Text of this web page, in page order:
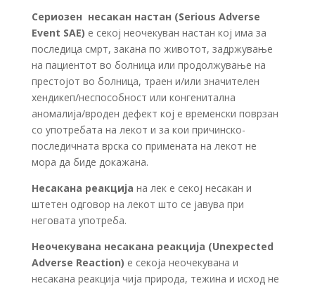
Сериозен несакан настан (Serious Adverse
Event SAE) е секој неочекуван настан кој има за
последица смрт, закана по животот, задржување
на пациентот во болница или продолжување на
престојот во болница, траен и/или значителен
хендикеп/неспособност или конгенитална
аномалија/вроден дефект кој е временски поврзан
со употребата на лекот и за кои причинско-
последичната врска со примената на лекот не
мора да биде докажана.
Несакана реакција на лек е секој несакан и
штетен одговор на лекот што се јавува при
неговата употреба.
Неочекувана несакана реакција (Unexpected
Adverse Reaction) e секоја неочекувана и
несакана реакција чија природа, тежина и исход не